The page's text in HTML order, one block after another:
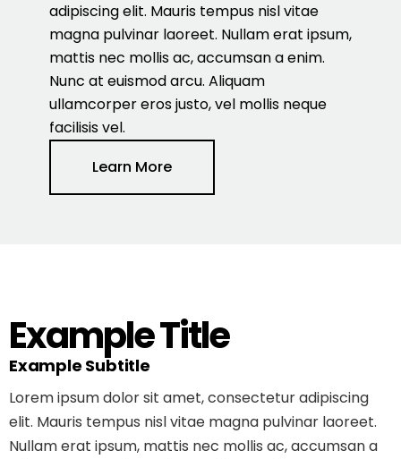
adipiscing elit. Mauris tempus nisl vitae
magna pulvinar laoreet. Nullam erat ipsum,
mattis nec mollis ac, accumsan a enim.
Nunc at euismod arcu. Aliquam
ullamcorper eros justo, vel mollis neque
facilisis vel.
Learn More
Example Title
Example Subtitle
Lorem ipsum dolor sit amet, consectetur adipiscing
elit. Mauris tempus nisl vitae magna pulvinar laoreet.
Nullam erat ipsum, mattis nec mollis ac, accumsan a